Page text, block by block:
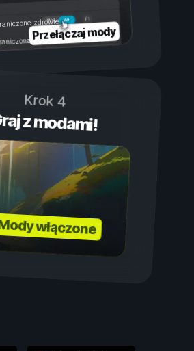
Wł.
Wył.
zdrowie
wytrzymałość
Przełączaj mody
Krok 4
z modami!
włączone